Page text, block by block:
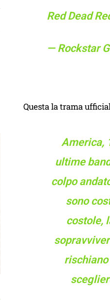
Red Dead
— Rockstar
Questa la trama
America,
ultime
colpo
sono
costole,